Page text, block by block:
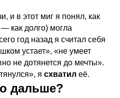
и в этот миг я понял, как
как долго) могла
год назад я считал себя
устает», «не умеет
не дотянется до мечты».
я схватил её.
дальше?